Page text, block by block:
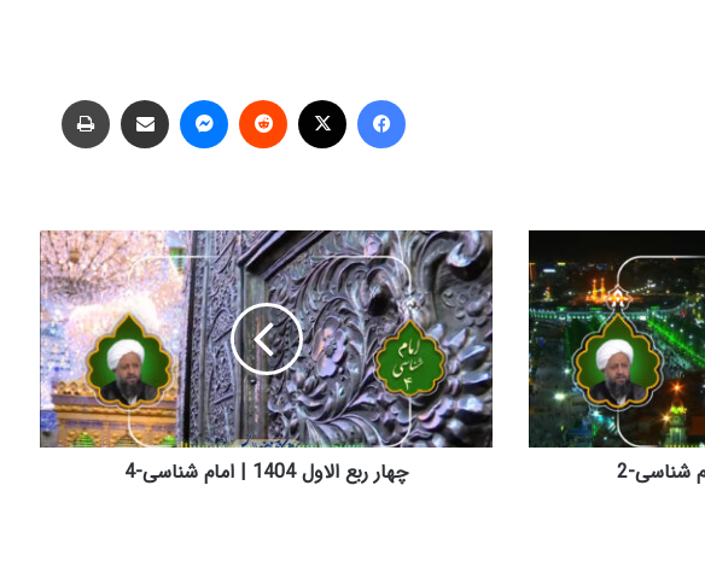
فیس بوک ‫رددیت
چ
ه
ا
ر
ر
ب
ع
ا
ل
چهار ربع الاول 1404 | امام شناسی-4